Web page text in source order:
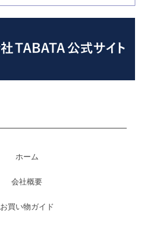
ホーム
会社概要
お買い物ガイド